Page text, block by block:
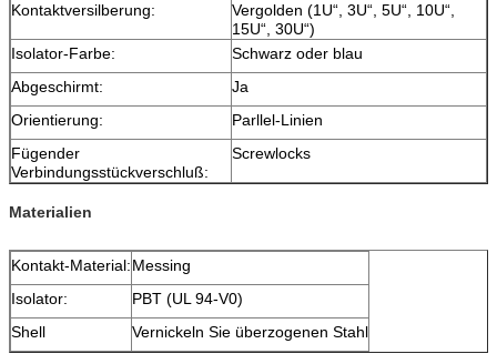
Kontaktversilberung:
Vergolden (1U“, 3U“, 5U“, 10U“,
15U“, 30U“)
Isolator-Farbe:
Schwarz oder blau
Abgeschirmt:
Ja
Orientierung:
Parllel-Linien
Fügender
Verbindungsstückverschluß:
Screwlocks
Materialien
Kontakt-Material:Messing
Isolator:
PBT (UL 94-V0)
Shell
Vernickeln Sie überzogenen Stahl